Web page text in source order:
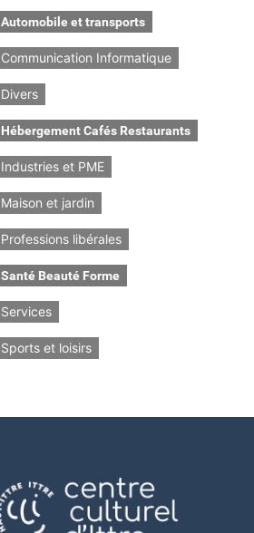
Automobile et transports
Communication Informatique
Divers
Hébergement Cafés Restaurants
Industries et PME
Maison et jardin
Professions libérales
Santé Beauté Forme
Services
Sports et loisirs